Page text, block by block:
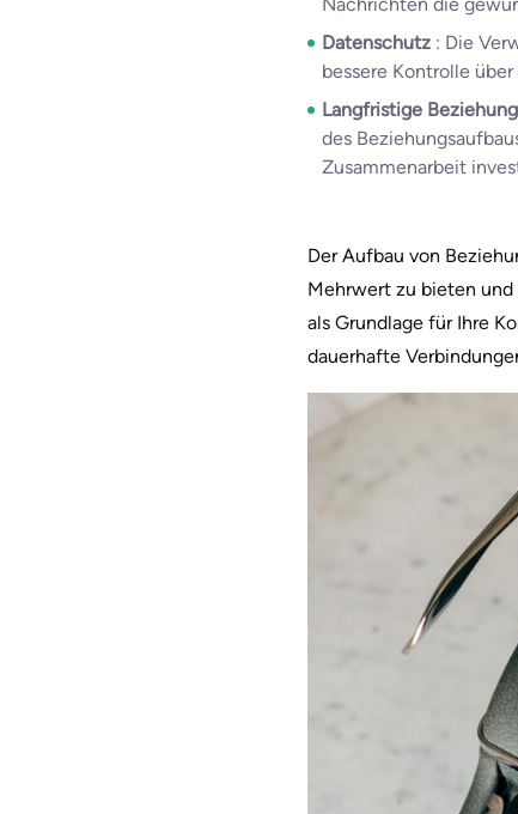
Datenschutz : Die
bessere Kontrolle
Langfristige
des
Zusammenarbeit
Der Aufbau von
Mehrwert zu bieten und
als Grundlage für Ihre
dauerhafte